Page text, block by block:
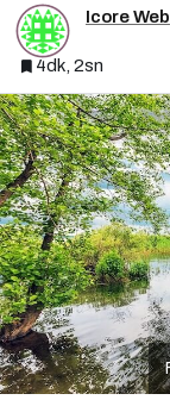
Icore Web
4dk, 2sn